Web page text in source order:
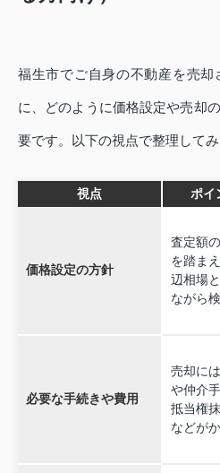
福生市でご自身の不動産を売却
に、どのように価格設定や売却
要です。以下の視点で整理してみ
視点 ポイ
価格設定の方針
査定額
を踏ま
辺相場
ながら
必要な手続きや費用
売却に
や仲介手
抵当権
などが